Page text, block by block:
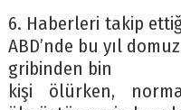
6. Haberleri takip
ABD’nde bu yıl domuz
gribinden bin
kişi ölürken,